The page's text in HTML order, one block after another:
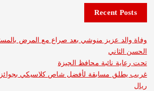
Recent
عزيز منوشي بعد صراع مع المرض بالمستشفى
نائبة محافظ الجيزة